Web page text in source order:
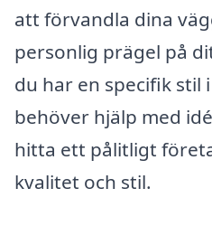
att förvandla dina
personlig prägel på
du har en specifik stil
behöver hjälp med
hitta ett pålitligt
kvalitet och stil.